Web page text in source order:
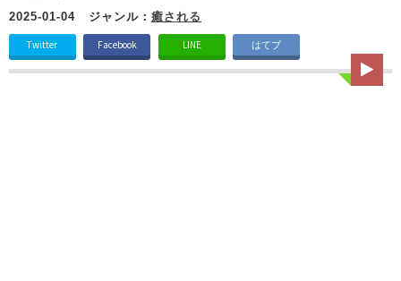
2025-01-04 ジャンル： 癒される
Twitter Facebook LINE はてブ